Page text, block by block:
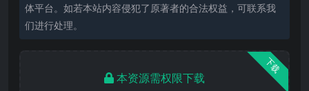
体平台。如若本站内容侵犯了原著者的合法权益，可联系我
们进行处理。
下载
本资源需权限下载